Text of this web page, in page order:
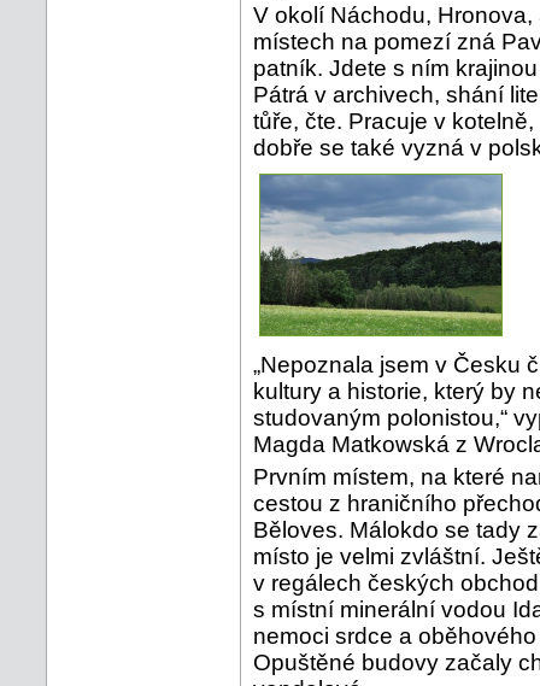
V okolí Náchodu,
místech na pomezí zná
patník. Jdete s ním
Pátrá v archivech, shání
tůře, čte. Pracuje v
dobře se také vyzná v
„Nepoznala jsem v Česku
kultury a historie, který by
studovaným polonistou,“
Magda Matkowská z
Prvním místem, na které
cestou z hraničního
Běloves. Málokdo se tady
místo je velmi zvláštní.
v regálech českých
s místní minerální vodou
nemoci srdce a
Opuštěné budovy začaly